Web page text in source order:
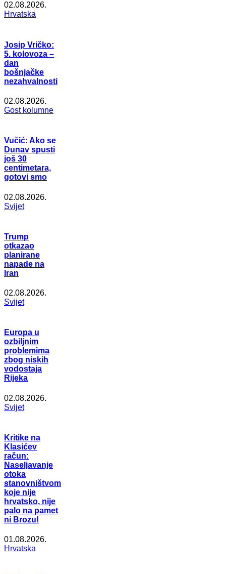
02.08.2026.
Hrvatska
Josip Vričko:
5. kolovoza –
dan
bošnjačke
nezahvalnosti
02.08.2026.
Gost kolumne
Vučić: Ako se
Dunav spusti
još 30
centimetara,
gotovi smo
02.08.2026.
Svijet
Trump
otkazao
planirane
napade na
Iran
02.08.2026.
Svijet
Europa u
ozbiljnim
problemima
zbog niskih
vodostaja
Rijeka
02.08.2026.
Svijet
Kritike na
Klasićev
račun:
Naseljavanje
otoka
stanovništvom
koje nije
hrvatsko, nije
palo na pamet
ni Brozu!
01.08.2026.
Hrvatska